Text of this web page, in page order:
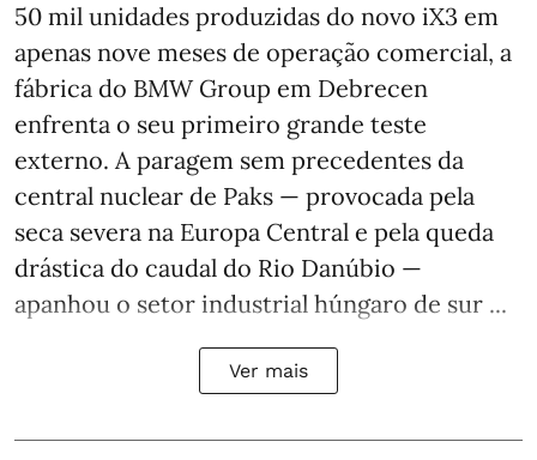
50 mil unidades produzidas do novo iX3 em
apenas nove meses de operação comercial, a
fábrica do BMW Group em Debrecen
enfrenta o seu primeiro grande teste
externo. A paragem sem precedentes da
central nuclear de Paks — provocada pela
seca severa na Europa Central e pela queda
drástica do caudal do Rio Danúbio —
apanhou o setor industrial húngaro de sur ...
Ver mais